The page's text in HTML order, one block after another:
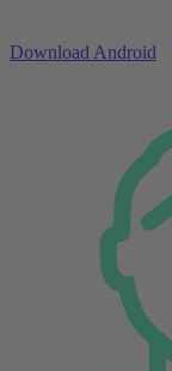
Download Android